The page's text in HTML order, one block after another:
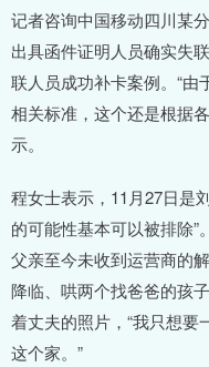
记者咨询中国移动四川某
出具函件证明人员确实失
联人员成功补卡案例。“
相关标准，这个还是根据
示。
程女士表示，11月27日是
的可能性基本可以被排除
父亲至今未收到运营商的
降临、哄两个找爸爸的孩
着丈夫的照片，“我只想
这个家。”